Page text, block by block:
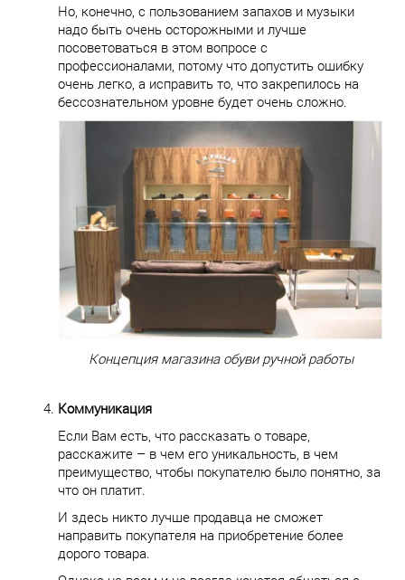
Но, конечно, с пользованием запахов и музыки
надо быть очень осторожными и лучше
посоветоваться в этом вопросе с
профессионалами, потому что допустить ошибку
очень легко, а исправить то, что закрепилось на
бессознательном уровне будет очень сложно.
Концепция магазина обуви ручной работы
Коммуникация
Если Вам есть, что рассказать о товаре,
расскажите – в чем его уникальность, в чем
преимущество, чтобы покупателю было понятно, за
что он платит.
И здесь никто лучше продавца не сможет
направить покупателя на приобретение более
дорого товара.